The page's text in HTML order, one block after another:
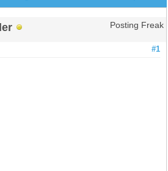
Posting Freak
#1